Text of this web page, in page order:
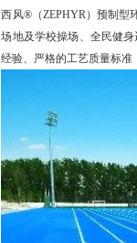
西风®（ZEPHYR）预制型
场地及学校操场、全民健
经验、严格的工艺质量标准